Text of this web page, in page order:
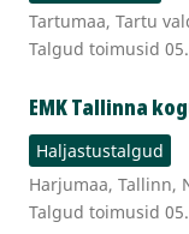
Tartumaa, Tartu
Talgud toimusid
EMK Tallinna
Haljastustalgud
Harjumaa, Tallinn,
Talgud toimusid